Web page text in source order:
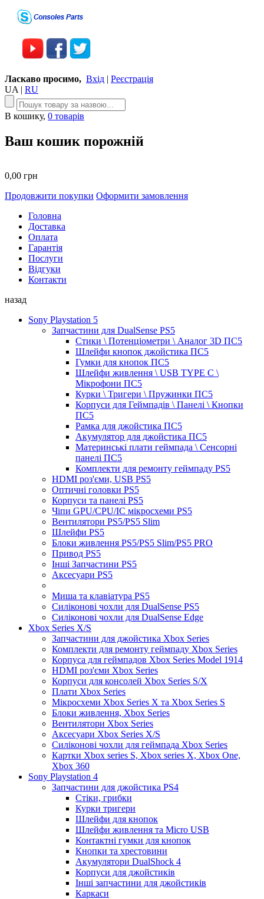
Ласкаво просимо, Вхід | Реєстрація
UA | RU
В кошику, 0 товарів
Ваш кошик порожній
0,00 грн
Продовжити покупки Оформити замовлення
Головна
Доставка
Оплата
Гарантія
Послуги
Відгуки
Контакти
назад
Sony Playstation 5
Запчастини для DualSense PS5
Стики \ Потенціометри \ Аналог 3D ПС5
Шлейфи кнопок джойстика ПС5
Гумки для кнопок ПС5
Шлейфи живлення \ USB TYPE C \
Мікрофони ПС5
Курки \ Тригери \ Пружинки ПС5
Корпуси для Геймпадів \ Панелі \ Кнопки
ПС5
Рамка для джойстика ПС5
Акумулятор для джойстика ПС5
Материнські плати геймпада \ Сенсорні
панелі ПС5
Комплекти для ремонту геймпаду PS5
HDMI роз'єми, USB PS5
Оптичні головки PS5
Корпуси та панелі PS5
Чіпи GPU/CPU/IC мікросхеми PS5
Вентилятори PS5/PS5 Slim
Шлейфи PS5
Блоки живлення PS5/PS5 Slim/PS5 PRO
Привод PS5
Інші Запчастини PS5
Аксесуари PS5
Миша та клавіатура PS5
Силіконові чохли для DualSense PS5
Силіконові чохли для DualSense Edge
Xbox Series X/S
Запчастини для джойстика Xbox Series
Комплекти для ремонту геймпаду Xbox Series
Корпуса для геймпадов Xbox Series Model 1914
HDMI роз'єми Xbox Series
Корпуси для консолей Xbox Series S/X
Плати Xbox Series
Мікросхеми Xbox Series X та Xbox Series S
Блоки живлення, Xbox Series
Вентилятори Xbox Series
Аксесуари Xbox Series X/S
Силіконові чохли для геймпада Xbox Series
Картки Xbox series S, Xbox series X, Xbox One,
Xbox 360
Sony Playstation 4
Запчастини для джойстика PS4
Стіки, грибки
Курки тригери
Шлейфи для кнопок
Шлейфи живлення та Micro USB
Контактні гумки для кнопок
Кнопки та хрестовини
Акумулятори DualShock 4
Корпуси для джойстиків
Інші запчастини для джойстиків
Каркаси